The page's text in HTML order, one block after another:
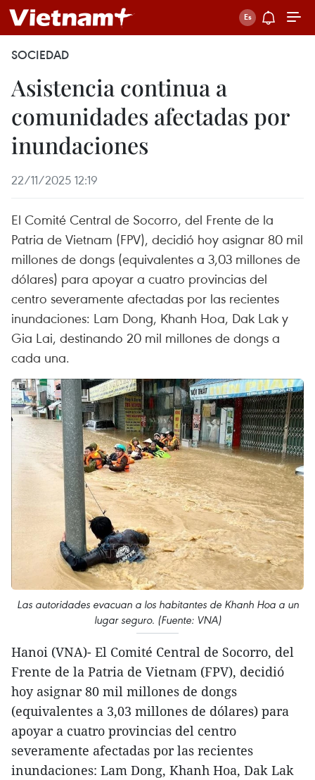
SOCIEDAD
Asistencia continua a
comunidades afectadas por
inundaciones
22/11/2025 12:19
El Comité Central de Socorro, del Frente de la
Patria de Vietnam (FPV), decidió hoy asignar 80 mil
millones de dongs (equivalentes a 3,03 millones de
dólares) para apoyar a cuatro provincias del
centro severamente afectadas por las recientes
inundaciones: Lam Dong, Khanh Hoa, Dak Lak y
Gia Lai, destinando 20 mil millones de dongs a
cada una.
Las autoridades evacuan a los habitantes de Khanh Hoa a un
lugar seguro. (Fuente: VNA)
Hanoi (VNA)- El Comité Central de Socorro, del
Frente de la Patria de Vietnam (FPV), decidió
hoy asignar 80 mil millones de dongs
(equivalentes a 3,03 millones de dólares) para
apoyar a cuatro provincias del centro
severamente afectadas por las recientes
inundaciones: Lam Dong, Khanh Hoa, Dak Lak